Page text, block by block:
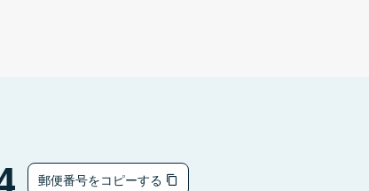
郵便番号をコピーする